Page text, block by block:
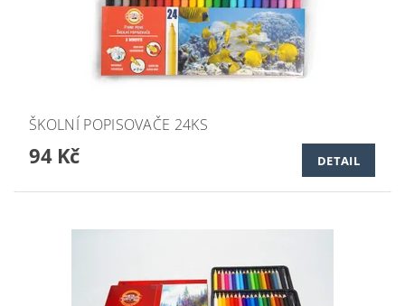
ŠKOLNÍ POPISOVAČE 24KS
94 Kč DETAIL